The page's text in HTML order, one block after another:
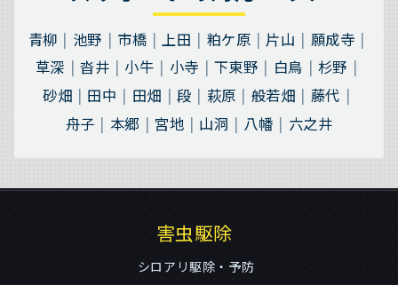
青柳 池野 市橋 上田 粕ケ原 片山
願成寺
草深
沓井 小牛 小寺 下東野 白鳥
杉野
砂畑
田中 田畑 段 萩原 般若畑
藤代
舟子
本郷 宮地 山洞 八幡 六之井
害虫駆除
シロアリ駆除・予防